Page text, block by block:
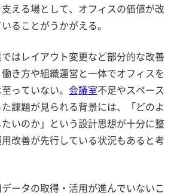
える場として、オフィスの価値が改
ることがうかがえる。
はレイアウト変更など部分的な改善
き方や組織運営と一体でオフィスを
っていない。 会議室不足やスペース
課題が見られる背景には、「どのよ
いのか」という設計思想が十分に整
改善が先行している状況もあると考
ータの取得・活用が進んでいないこ